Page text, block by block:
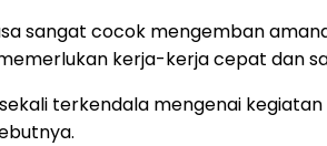
sangat cocok mengemban
kerja-kerja cepat dan
terkendala mengenai